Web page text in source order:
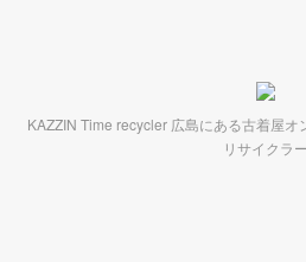
KAZZIN Time recycler 広島にある古着屋オ
リサイクラー